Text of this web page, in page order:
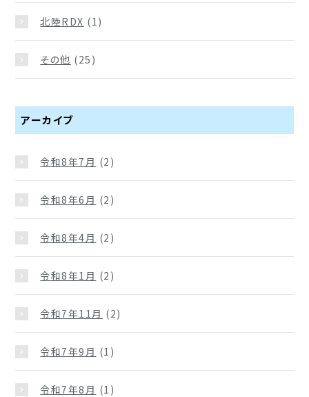
北陸RDX (1)
その他 (25)
アーカイブ
令和8年7月 (2)
令和8年6月 (2)
令和8年4月 (2)
令和8年1月 (2)
令和7年11月 (2)
令和7年9月 (1)
令和7年8月 (1)